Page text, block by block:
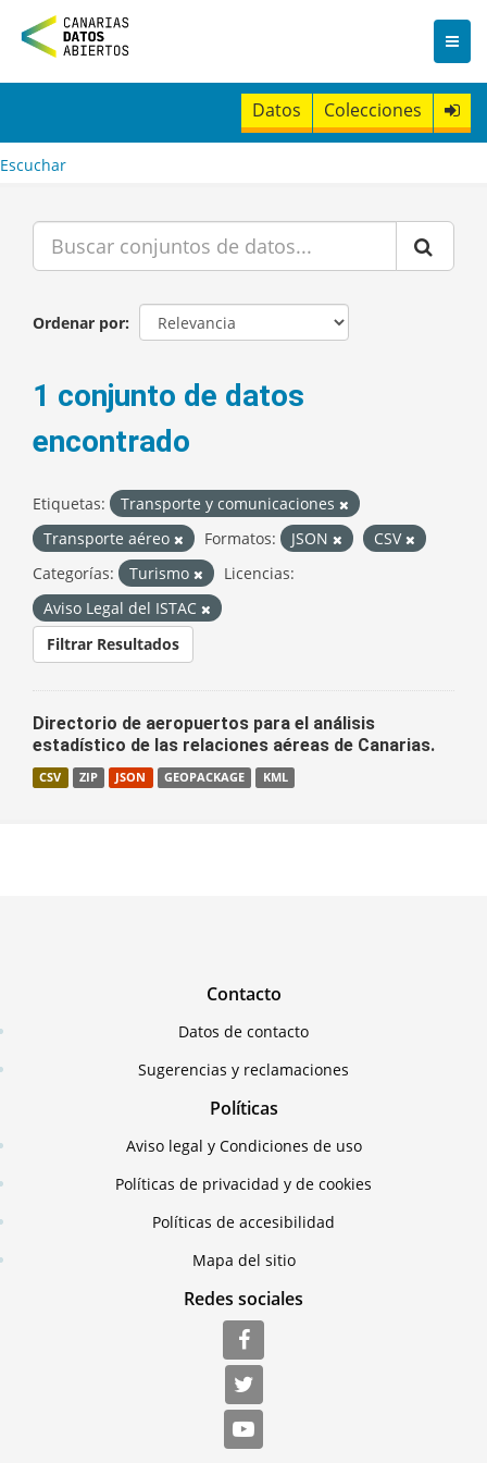
n
t
Datos Colecciones
Escuchar
Ordenar por
1 conjunto de datos
encontrado
Etiquetas:
Transporte y comunicaciones
Transporte aéreo
Formatos: JSON
CSV
Categorías:
Turismo
Licencias:
Aviso Legal del ISTAC
Filtrar Resultados
Directorio de aeropuertos para el análisis
estadístico de las relaciones aéreas de Canarias.
CSV ZIP JSON GEOPACKAGE KML
Contacto
Datos de contacto
Sugerencias y reclamaciones
Políticas
Aviso legal y Condiciones de uso
Políticas de privacidad y de cookies
Políticas de accesibilidad
Mapa del sitio
Redes sociales